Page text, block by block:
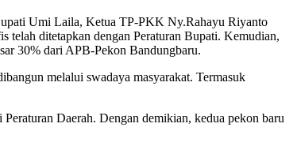
Umi Laila, Ketua TP-PKK Ny.Rahayu Riyanto
telah ditetapkan dengan Peraturan Bupati. Kemudian,
30% dari APB-Pekon Bandungbaru.
melalui swadaya masyarakat. Termasuk
Daerah. Dengan demikian, kedua pekon baru